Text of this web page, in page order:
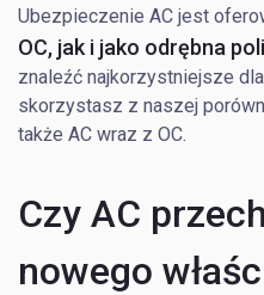
Ubezpieczenie AC jest
OC, jak i jako odrębna
znaleźć najkorzystniejsze
skorzystasz z naszej
także AC wraz z OC.
Czy AC
nowego